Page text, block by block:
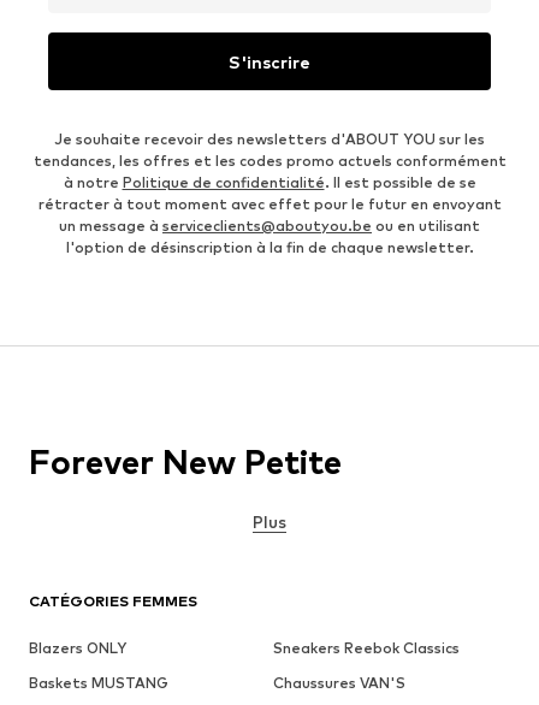
S'inscrire
Je souhaite recevoir des newsletters d'ABOUT YOU sur les
tendances, les offres et les codes promo actuels conformément
à notre Politique de confidentialité. Il est possible de se
rétracter à tout moment avec effet pour le futur en envoyant
un message à serviceclients@aboutyou.be ou en utilisant
l'option de désinscription à la fin de chaque newsletter.
CATÉGORIES FEMMES
Blazers ONLY
Sneakers Reebok Classics
Baskets MUSTANG
Chaussures VAN'S
Forever New Petite
Plus